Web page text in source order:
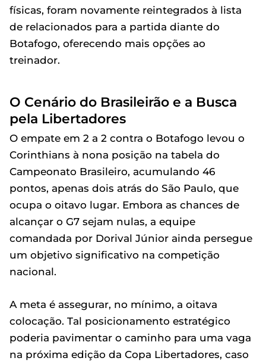
físicas, foram novamente reintegrados à lista
de relacionados para a partida diante do
Botafogo, oferecendo mais opções ao
treinador.
O Cenário do Brasileirão e a Busca
pela Libertadores
O empate em 2 a 2 contra o Botafogo levou o
Corinthians à nona posição na tabela do
Campeonato Brasileiro, acumulando 46
pontos, apenas dois atrás do São Paulo, que
ocupa o oitavo lugar. Embora as chances de
alcançar o G7 sejam nulas, a equipe
comandada por Dorival Júnior ainda persegue
um objetivo significativo na competição
nacional.
A meta é assegurar, no mínimo, a oitava
colocação. Tal posicionamento estratégico
poderia pavimentar o caminho para uma vaga
na próxima edição da Copa Libertadores, caso